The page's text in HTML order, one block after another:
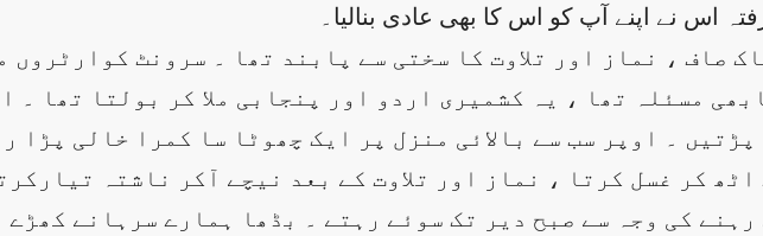
اس نے اپنے آپ کو اس کا بھی عادی بنالیا۔
صاف ، نماز اور تلاوت کا سختی سے پابند تھا ۔ سرونٹ
مسئلہ تھا ، یہ کشمیری اردو اور پنجابی ملا کر بولتا تھا ۔
۔ اوپر سب سے بالائی منزل پر ایک چھوٹا سا کمرا خالی پڑا
کر غسل کرتا ، نماز اور تلاوت کے بعد نیچے آکر ناشتہ
رہنے کی وجہ سے صبح دیر تک سوئے رہتے ۔ بڈھا ہمارے سرہانے